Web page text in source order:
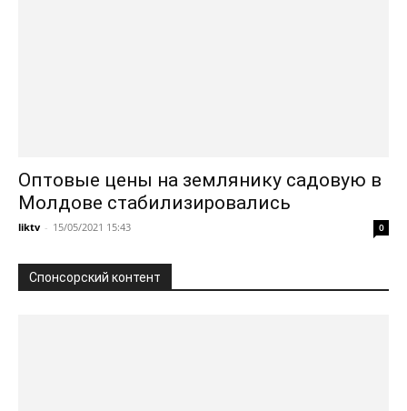
Оптовые цены на землянику садовую в
Молдове стабилизировались
liktv - 15/05/2021 15:43 0
Спонсорский контент